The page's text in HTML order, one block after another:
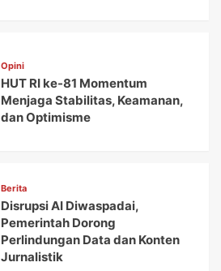
Opini
HUT RI ke-81 Momentum
Menjaga Stabilitas, Keamanan,
dan Optimisme
Berita
Disrupsi AI Diwaspadai,
Pemerintah Dorong
Perlindungan Data dan Konten
Jurnalistik